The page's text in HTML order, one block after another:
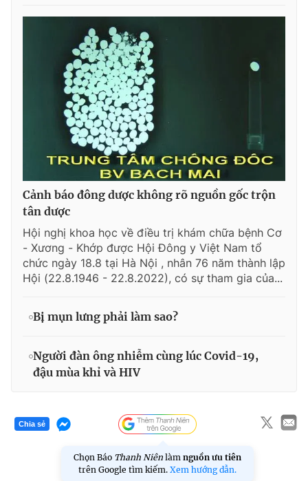
Cảnh báo đông dược không rõ nguồn gốc trộn
tân dược
Hội nghị khoa học về điều trị khám chữa bệnh Cơ
- Xương - Khớp được Hội Đông y Việt Nam tổ
chức ngày 18.8 tại Hà Nội , nhân 76 năm thành lập
Hội (22.8.1946 - 22.8.2022), có sự tham gia của...
Bị mụn lưng phải làm sao?
Người đàn ông nhiễm cùng lúc Covid-19,
đậu mùa khỉ và HIV
Chia sẻ
Chọn Báo Thanh Niên làm nguồn ưu tiên
trên Google tìm kiếm. Xem hướng dẫn.